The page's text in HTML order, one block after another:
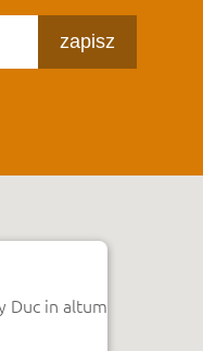
zapisz
Duc in altum